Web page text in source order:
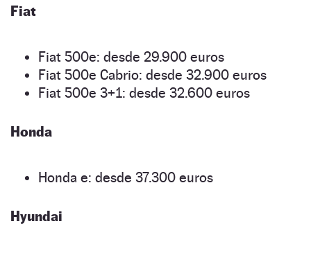
Fiat
Fiat 500e: desde 29.900 euros
Fiat 500e Cabrio: desde 32.900 euros
Fiat 500e 3+1: desde 32.600 euros
Honda
Honda e: desde 37.300 euros
Hyundai